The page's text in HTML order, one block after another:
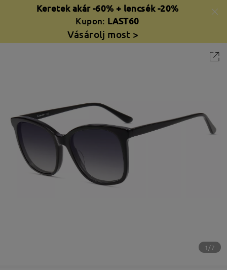
Keretek akár -60% + lencsék -20%
Kupon: LAST60
Vásárolj most >
1/7